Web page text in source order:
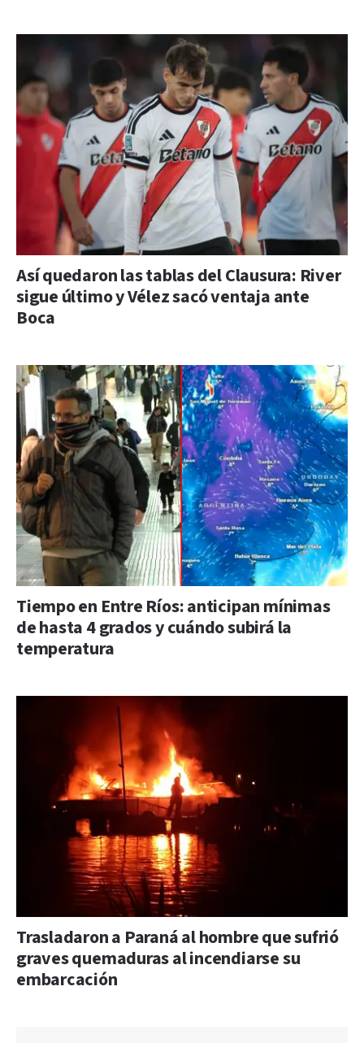
Así quedaron las tablas del Clausura: River
sigue último y Vélez sacó ventaja ante
Boca
Tiempo en Entre Ríos: anticipan mínimas
de hasta 4 grados y cuándo subirá la
temperatura
Trasladaron a Paraná al hombre que sufrió
graves quemaduras al incendiarse su
embarcación